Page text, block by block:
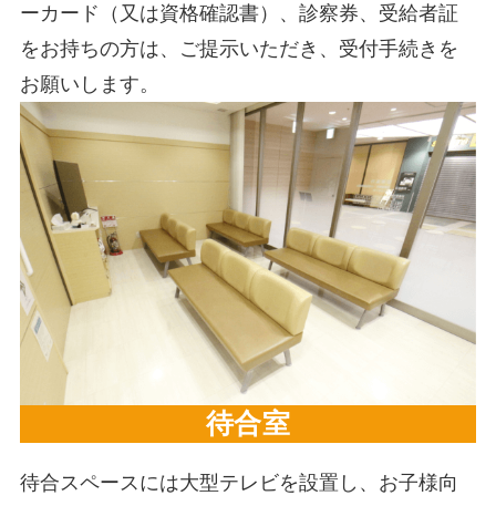
ーカード（又は資格確認書）、診察券、受給者証
をお持ちの方は、ご提示いただき、受付手続きを
お願いします。
待合室
待合スペースには大型テレビを設置し、お子様向